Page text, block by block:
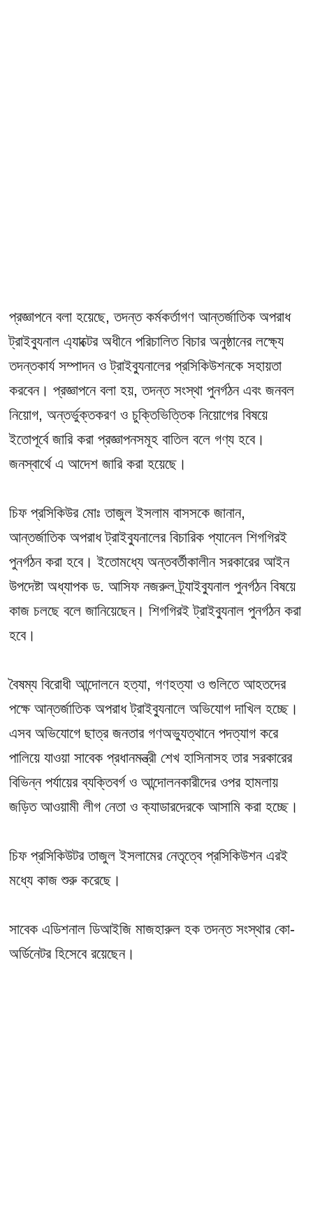
প্রজ্ঞাপনে বলা হয়েছে, তদন্ত কর্মকর্তাগণ আন্তর্জাতিক অপরাধ
ট্রাইব্যুনাল এ্যাক্টের অধীনে পরিচালিত বিচার অনুষ্ঠানের লক্ষ্যে
তদন্তকার্য সম্পাদন ও ট্রাইব্যুনালের প্রসিকিউশনকে সহায়তা
করবেন। প্রজ্ঞাপনে বলা হয়, তদন্ত সংস্থা পুনর্গঠন এবং জনবল
নিয়োগ, অন্তর্ভুক্তকরণ ও চুক্তিভিত্তিক নিয়োগের বিষয়ে
ইতোপূর্বে জারি করা প্রজ্ঞাপনসমূহ বাতিল বলে গণ্য হবে।
জনস্বার্থে এ আদেশ জারি করা হয়েছে।
চিফ প্রসিকিউর মোঃ তাজুল ইসলাম বাসসকে জানান,
আন্তর্জাতিক অপরাধ ট্রাইব্যুনালের বিচারিক প্যানেল শিগগিরই
পুনর্গঠন করা হবে। ইতোমধ্যে অন্তবর্তীকালীন সরকারের আইন
উপদেষ্টা অধ্যাপক ড. আসিফ নজরুল ট্র্যাইব্যুনাল পুনর্গঠন বিষয়ে
কাজ চলছে বলে জানিয়েছেন। শিগগিরই ট্রাইব্যুনাল পুনর্গঠন করা
হবে।
বৈষম্য বিরোধী আন্দোলনে হত্যা, গণহত্যা ও গুলিতে আহতদের
পক্ষে আন্তর্জাতিক অপরাধ ট্রাইব্যুনালে অভিযোগ দাখিল হচ্ছে।
এসব অভিযোগে ছাত্র জনতার গণঅভ্যুত্থানে পদত্যাগ করে
পালিয়ে যাওয়া সাবেক প্রধানমন্ত্রী শেখ হাসিনাসহ তার সরকারের
বিভিন্ন পর্যায়ের ব্যক্তিবর্গ ও আন্দোলনকারীদের ওপর হামলায়
জড়িত আওয়ামী লীগ নেতা ও ক্যাডারদেরকে আসামি করা হচ্ছে।
চিফ প্রসিকিউটর তাজুল ইসলামের নেতৃত্বে প্রসিকিউশন এরই
মধ্যে কাজ শুরু করেছে।
সাবেক এডিশনাল ডিআইজি মাজহারুল হক তদন্ত সংস্থার কো-
অর্ডিনেটর হিসেবে রয়েছেন।